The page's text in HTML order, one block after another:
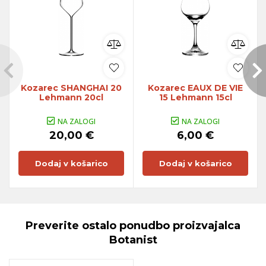
Kozarec SHANGHAI 20
Lehmann 20cl
NA ZALOGI
20,00 €
Dodaj v košarico
Kozarec EAUX DE VIE
15 Lehmann 15cl
NA ZALOGI
6,00 €
Dodaj v košarico
Preverite ostalo ponudbo proizvajalca
Botanist